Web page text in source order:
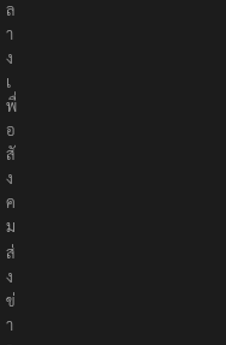
ก
ล
า
ง
เ
พื่
อ
สั
ง
ค
ม
ส่
ง
ข่